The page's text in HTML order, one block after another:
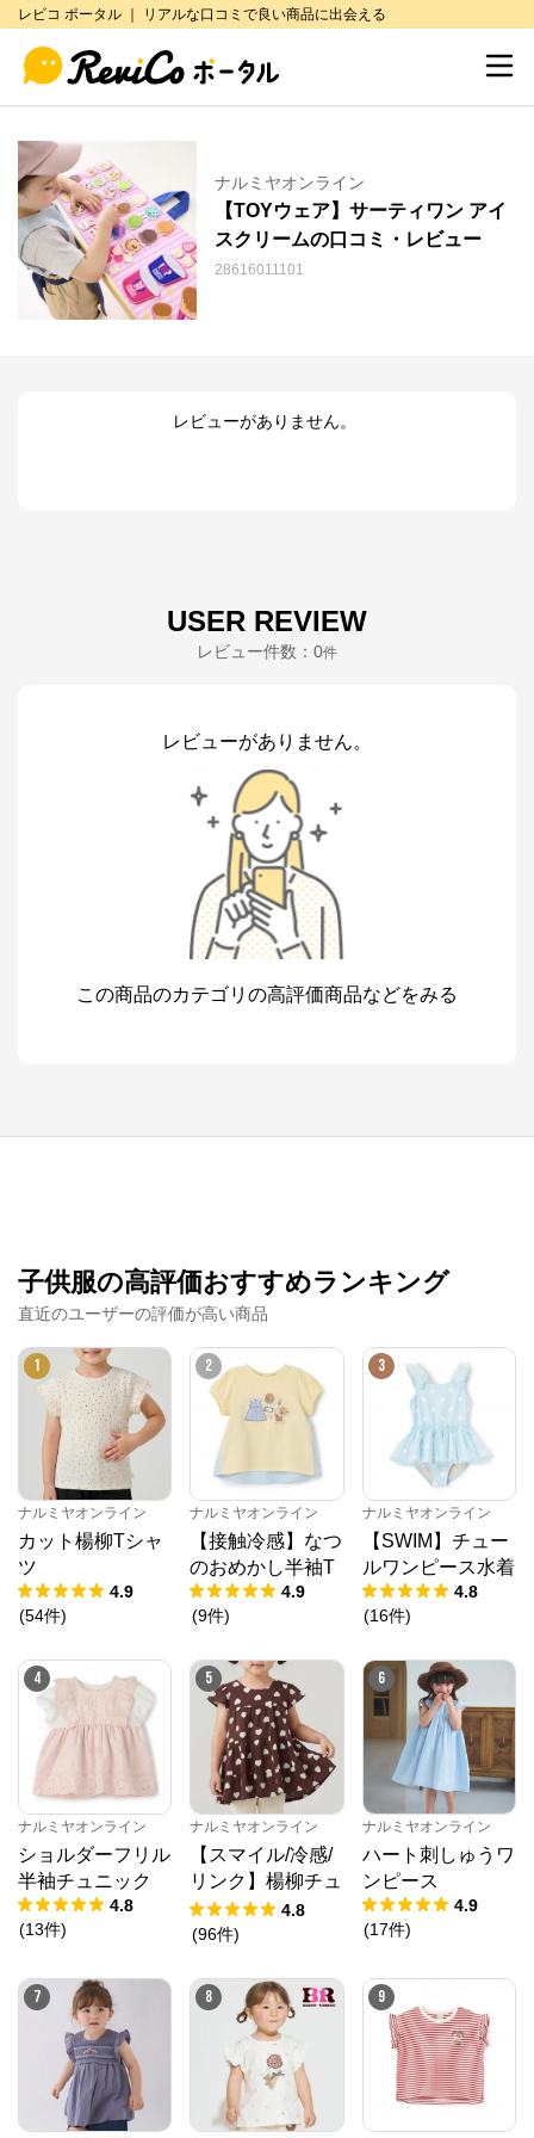
レビコ ポータル ｜ リアルな口コミで良い商品に出会える
ナルミヤオンライン
【TOYウェア】サーティワン アイ
スクリームの口コミ・レビュー
28616011101
レビューがありません。
USER REVIEW
レビュー件数： 0件
レビューがありません。
この商品のカテゴリの高評価商品などをみる
子供服の高評価おすすめランキング
直近のユーザーの評価が高い商品
1
ナルミヤオンライン
カット楊柳Tシャ
ツ
4.9
(54件)
2
ナルミヤオンライン
【接触冷感】なつ
のおめかし半袖T
4.9
(9件)
3
ナルミヤオンライン
【SWIM】チュー
ルワンピース水着
4.8
(16件)
4
ナルミヤオンライン
ショルダーフリル
半袖チュニック
4.8
(13件)
5
ナルミヤオンライン
【スマイル/冷感/
リンク】楊柳チュ
ニック
4.8
(96件)
6
ナルミヤオンライン
ハート刺しゅうワ
ンピース
4.9
(17件)
7 8 9